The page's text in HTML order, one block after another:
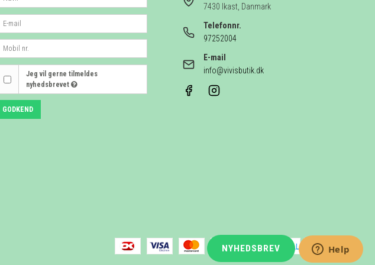
Jeg vil gerne tilmeldes
nyhedsbrevet
GODKEND
7430 Ikast, Danmark
Telefonnr.
97252004
E-mail
info@vivisbutik.dk
NYHEDSBREV